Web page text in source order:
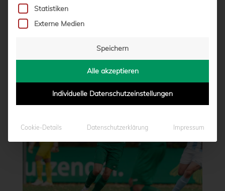
U23 WILL IN ERNDTEBRÜCK DEN ERSTEN
vonMarcel Weskamp|08.10.2021 - 14:52
Statistiken
Externe Medien
Speichern
Alle akzeptieren
Individuelle Datenschutzeinstellungen
Cookie-Details Datenschutzerklärung Impressum